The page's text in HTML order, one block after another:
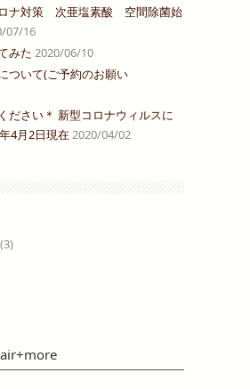
ナ対策 次亜塩素酸 空間除菌始
07/16
みた 2020/06/10
ついて(ご予約のお願い
ださい＊ 新型コロナウィルスに
4月2日現在2020/04/02
(3)